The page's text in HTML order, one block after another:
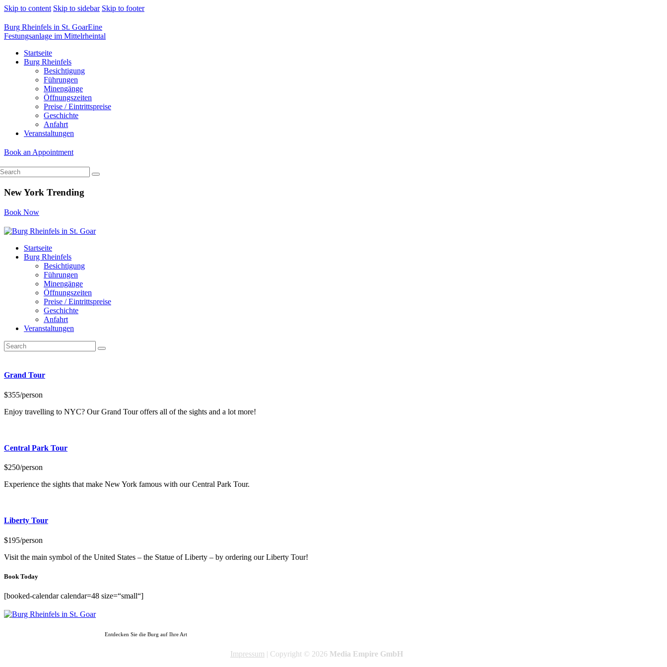
Skip to content Skip to sidebar Skip to footer
Burg Rheinfels in St. GoarEine
Festungsanlage im Mittelrheintal
Startseite
Burg Rheinfels
Besichtigung
Führungen
Minengänge
Öffnungszeiten
Preise / Eintrittspreise
Geschichte
Anfahrt
Veranstaltungen
Book an Appointment
New York Trending
Book Now
Startseite
Burg Rheinfels
Besichtigung
Führungen
Minengänge
Öffnungszeiten
Preise / Eintrittspreise
Geschichte
Anfahrt
Veranstaltungen
Grand Tour
$355/person
Enjoy travelling to NYC? Our Grand Tour offers all of the sights and a lot more!
Central Park Tour
$250/person
Experience the sights that make New York famous with our Central Park Tour.
Liberty Tour
$195/person
Visit the main symbol of the United States – the Statue of Liberty – by ordering our Liberty Tour!
Book Today
[booked-calendar calendar=48 size=“small“]
Entdecken Sie die Burg auf Ihre Art
Impressum | Copyright © 2026 Media Empire GmbH